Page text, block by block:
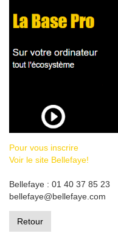
Pour vous inscrire
Voir le site Bellefaye!
Bellefaye : 01 40 37 85 23
bellefaye@bellefaye.com
Retour